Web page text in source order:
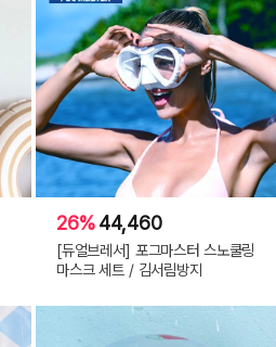
26%44,460
[듀얼브레서] 포그마스터 스노쿨링
마스크 세트 / 김서림방지